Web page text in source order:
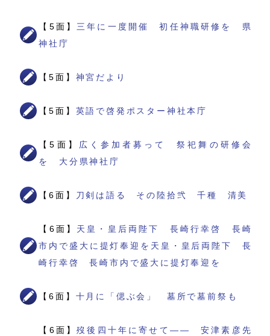
【5面】 三年に一度開催 初任神職研修を 県
神社庁
【5面】 神宮だより
【5面】 英語で啓発ポスター神社本庁
【5面】 広く参加者募って 祭祀舞の研修会
を 大分県神社庁
【6面】 刀剣は語る その陸拾弐 千種 清美
【6面】 天皇・皇后両陛下 長崎行幸啓 長崎
市内で盛大に提灯奉迎を天皇・皇后両陛下 長
崎行幸啓 長崎市内で盛大に提灯奉迎を
【6面】 十月に「偲ぶ会」 墓所で墓前祭も
【6面】歿後四十年に寄せて―― 安津素彦先